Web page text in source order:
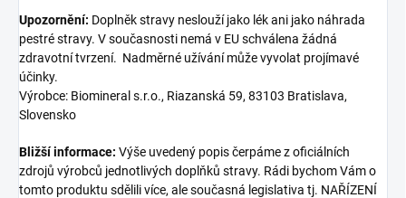
Upozornění: Doplněk stravy neslouží jako lék ani jako náhrada
pestré stravy. V současnosti nemá v EU schválena žádná
zdravotní tvrzení. Nadměrné užívání může vyvolat projímavé
účinky.
Výrobce: Biomineral s.r.o., Riazanská 59, 83103 Bratislava,
Slovensko
Bližší informace: Výše uvedený popis čerpáme z oficiálních
zdrojů výrobců jednotlivých doplňků stravy. Rádi bychom Vám o
tomto produktu sdělili více, ale současná legislativa tj. NAŘÍZENÍ